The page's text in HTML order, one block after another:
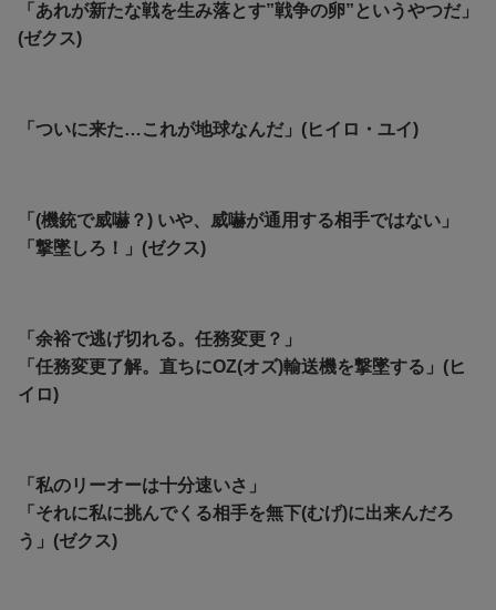
「あれが新たな戦を生み落とす”戦争の卵”というやつだ」
(ゼクス)
「ついに来た…これが地球なんだ」(ヒイロ・ユイ)
「(機銃で威嚇？) いや、威嚇が通用する相手ではない」
「撃墜しろ！」(ゼクス)
「余裕で逃げ切れる。任務変更？」
「任務変更了解。直ちにOZ(オズ)輸送機を撃墜する」(ヒ
イロ)
「私のリーオーは十分速いさ」
「それに私に挑んでくる相手を無下(むげ)に出来んだろ
う」(ゼクス)